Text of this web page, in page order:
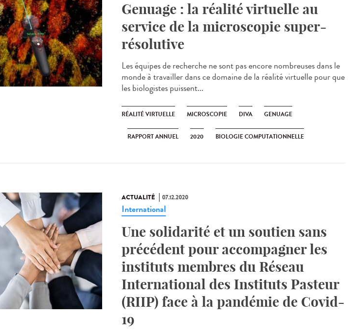
Genuage : la réalité virtuelle au
service de la microscopie super-
résolutive
Les équipes de recherche ne sont pas encore nombreuses dans le
monde à travailler dans ce domaine de la réalité virtuelle pour que
les biologistes puissent...
RÉALITÉ VIRTUELLE MICROSCOPIE DIVA GENUAGE
RAPPORT ANNUEL 2020 BIOLOGIE COMPUTATIONNELLE
ACTUALITÉ 07.12.2020
International
Une solidarité et un soutien sans
précédent pour accompagner les
instituts membres du Réseau
International des Instituts Pasteur
(RIIP) face à la pandémie de Covid-
19